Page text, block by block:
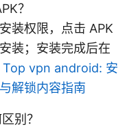
？
装权限，点击 APK
装；安装完成后在
Top vpn android: 安
解锁内容指南
别？